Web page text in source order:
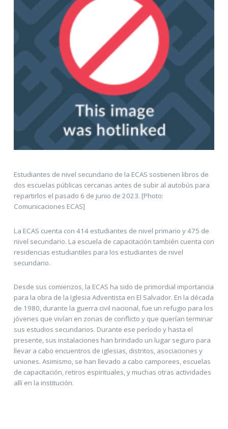
Estudiantes de nivel secundario de la ECAS sostienen libros de
dos escuelas públicas cercanas antes de subir al autobús para
repartirlos el pasado 6 de junio de 2023. [Photo:
Comunicaciones ECAS]
La ECAS cuenta con 414 estudiantes de nivel primario y 475 de
nivel secundario. La escuela de capacitación también cuenta con
residencias estudiantiles para los estudiantes de nivel
secundario.
Desde sus comienzos, la ECAS ha sido de primordial importancia
para la obra de la Iglesia Adventista en El Salvador. En la década
de 1980, durante la guerra civil nacional, fue un refugio para los
jóvenes que vivían en zonas de conflicto y que querían terminar
sus estudios secundarios. Durante ese período y hasta el
presente, sus instalaciones han brindado un lugar seguro para
llevar a cabo encuentros de iglesias, distritos, asociaciones y
uniones. Asimismo, se han llevado a cabo camporees, escuelas
de capacitación, retiros espirituales, y muchas otras actividades
allí en la institución.